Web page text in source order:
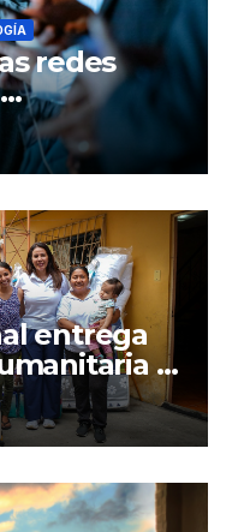
redes
entrega
y
Lara a
de